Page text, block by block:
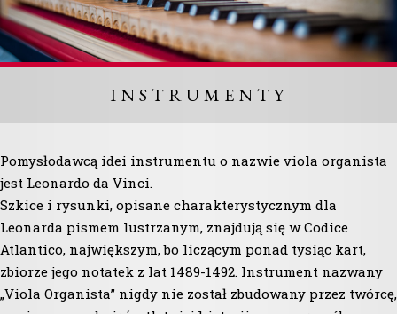
INSTRUMENTY
Pomysłodawcą idei instrumentu o nazwie viola organista
jest Leonardo da Vinci.
Szkice i rysunki, opisane charakterystycznym dla
Leonarda pismem lustrzanym, znajdują się w Codice
Atlantico, największym, bo liczącym ponad tysiąc kart,
zbiorze jego notatek z lat 1489-1492. Instrument nazwany
„Viola Organista” nigdy nie został zbudowany przez twórcę,